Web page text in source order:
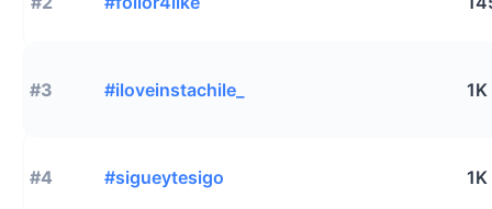
#3 #iloveinstachile_ 1K
#4 #sigueytesigo 1K